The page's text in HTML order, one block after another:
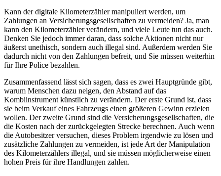
Kann der digitale Kilometerzähler manipuliert werden, um
Zahlungen an Versicherungsgesellschaften zu vermeiden? Ja, man
kann den Kilometerzähler verändern, und viele Leute tun das auch.
Denken Sie jedoch immer daran, dass solche Aktionen nicht nur
äußerst unethisch, sondern auch illegal sind. Außerdem werden Sie
dadurch nicht von den Zahlungen befreit, und Sie müssen weiterhin
für Ihre Police bezahlen.
Zusammenfassend lässt sich sagen, dass es zwei Hauptgründe gibt,
warum Menschen dazu neigen, den Abstand auf das
Kombiinstrument künstlich zu verändern. Der erste Grund ist, dass
sie beim Verkauf eines Fahrzeugs einen größeren Gewinn erzielen
wollen. Der zweite Grund sind die Versicherungsgesellschaften, die
die Kosten nach der zurückgelegten Strecke berechnen. Auch wenn
die Autobesitzer versuchen, dieses Problem irgendwie zu lösen und
zusätzliche Zahlungen zu vermeiden, ist jede Art der Manipulation
des Kilometerzählers illegal, und sie müssen möglicherweise einen
hohen Preis für ihre Handlungen zahlen.